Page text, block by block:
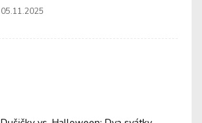
05.11.2025